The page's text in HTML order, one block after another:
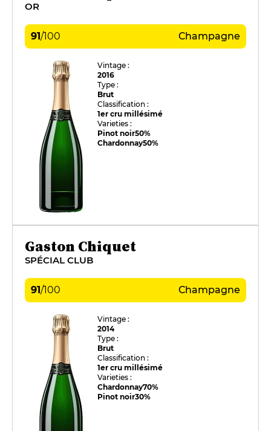
OR
91/100 Champagne
Vintage :
2016
Type :
Brut
Classification :
1er cru millésimé
Varieties :
Pinot noir50%
Chardonnay50%
Gaston Chiquet
SPÉCIAL CLUB
91/100 Champagne
Vintage :
2014
Type :
Brut
Classification :
1er cru millésimé
Varieties :
Chardonnay70%
Pinot noir30%